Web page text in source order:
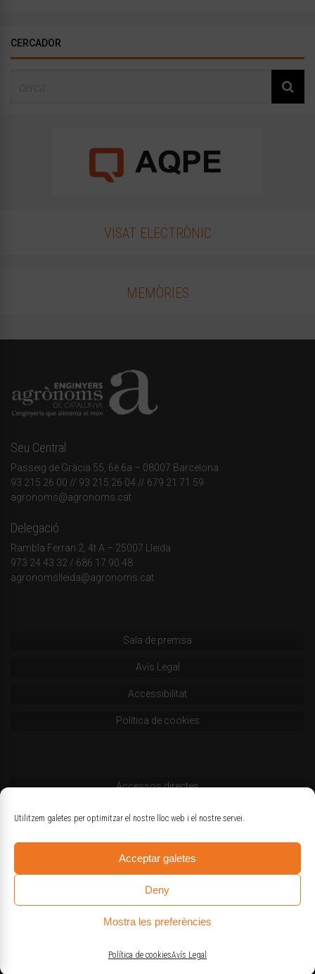
Utilitzem galetes per optimitzar el nostre lloc web i el nostre servei.
Acceptar galetes
Deny
Mostra les preferències
Política de cookiesAvís Legal
CERCADOR
VISAT ELECTRÒNIC
MEMÒRIES
Seu Central
Passeig de Gràcia 55, 6è 6a – 08007 Barcelona
93 215 26 00 // 93 215 26 04 // 679 21 71 59
agronoms@agronoms.cat
Delegació
Rambla Ferran 2, 4t A – 25007 Lleida
973 24 43 32 / 686 17 90 48
agronomslleida@agronoms.cat
Sala de premsa
Avís Legal
Accessibilitat
Política de cookies
Accessos directes
Codi deontològic
Logotips oficials
© Col·legi d'Enginyers Agrònoms de Catalunya